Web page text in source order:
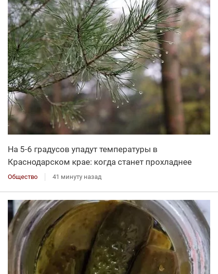
На 5-6 градусов упадут температуры в
Краснодарском крае: когда станет прохладнее
Общество 41 минуту назад